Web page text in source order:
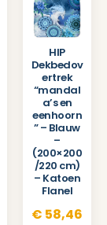
HIP
Dekbedov
ertrek
“mandal
a’s en
eenhoorn
” – Blauw
–
(200×200
/220 cm)
– Katoen
Flanel
€ 58,46